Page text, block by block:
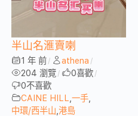
半山名滙賣喇
1 年 前 / athena /
204 瀏覽 / 0喜歡 /
0不喜歡
CAINE HILL 一手
中環/西半山 港島